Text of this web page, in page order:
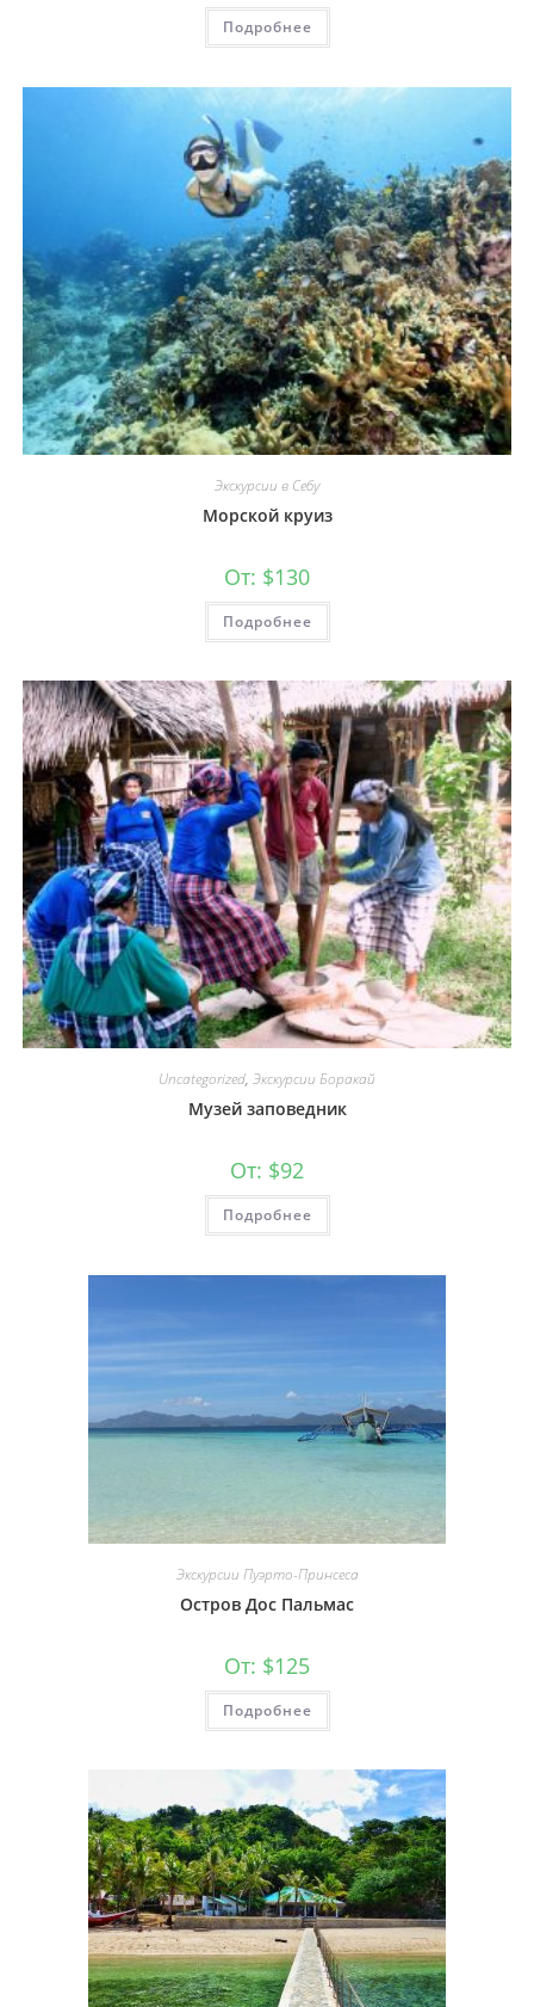
Подробнее
Экскурсии в Себу
Морской круиз
От: $130
Подробнее
Uncategorized, Экскурсии Боракай
Музей заповедник
От: $92
Подробнее
Экскурсии Пуэрто-Принсеса
Остров Дос Пальмас
От: $125
Подробнее